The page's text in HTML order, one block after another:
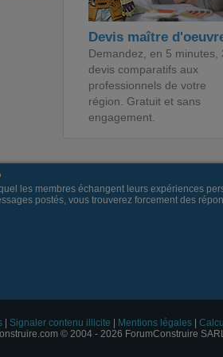
Devis maître
Demandez, en 5 minutes,
devis comparatifs aux
professionnels de votre
région. Gratuit et sans
engagement.
les membres échangent leurs expériences
postés, vous trouverez forcement des
Signaler contenu illicite Mentions légales
© 2004 - 2026 ForumConstruire